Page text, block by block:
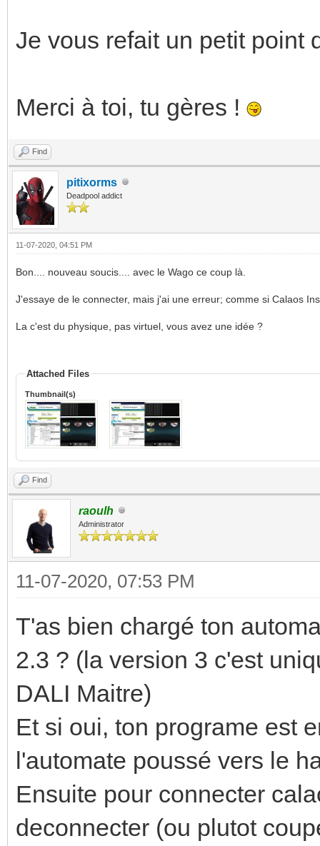
Je vous refait un petit point
Merci à toi, tu gères !
Find
pitixorms
Deadpool addict
11-07-2020, 04:51 PM
Bon.... nouveau soucis.... avec le Wago ce coup là.
J'essaye de le connecter, mais j'ai une erreur; comme si Calaos
La c'est du physique, pas virtuel, vous avez une idée ?
Attached Files
Thumbnail(s)
Find
raoulh
Administrator
11-07-2020, 07:53 PM
T'as bien chargé ton
2.3 ? (la version 3 c'est
DALI Maitre)
Et si oui, ton programe est
l'automate poussé vers le
Ensuite pour connecter
deconnecter (ou plutot